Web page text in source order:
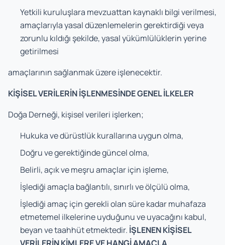
Yetkili kuruluşlara mevzuattan kaynaklı bilgi verilmesi,
amaçlarıyla yasal düzenlemelerin gerektirdiği veya
zorunlu kıldığı şekilde, yasal yükümlülüklerin yerine
getirilmesi
amaçlarının sağlanmak üzere işlenecektir.
KİŞİSEL VERİLERİN İŞLENMESİNDE GENEL İLKELER
Doğa Derneği, kişisel verileri işlerken;
Hukuka ve dürüstlük kurallarına uygun olma,
Doğru ve gerektiğinde güncel olma,
Belirli, açık ve meşru amaçlar için işleme,
İşlediği amaçla bağlantılı, sınırlı ve ölçülü olma,
İşlediği amaç için gerekli olan süre kadar muhafaza
etmetemel ilkelerine uyduğunu ve uyacağını kabul,
beyan ve taahhüt etmektedir. İŞLENEN KİŞİSEL